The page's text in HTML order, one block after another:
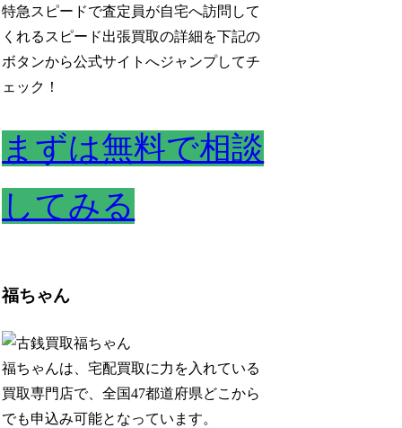
特急スピードで査定員が自宅へ訪問して
くれるスピード出張買取の詳細を下記の
ボタンから公式サイトへジャンプしてチ
ェック！
まずは無料で相談
してみる
福ちゃん
福ちゃんは、宅配買取に力を入れている
買取専門店で、全国47都道府県どこから
でも申込み可能となっています。